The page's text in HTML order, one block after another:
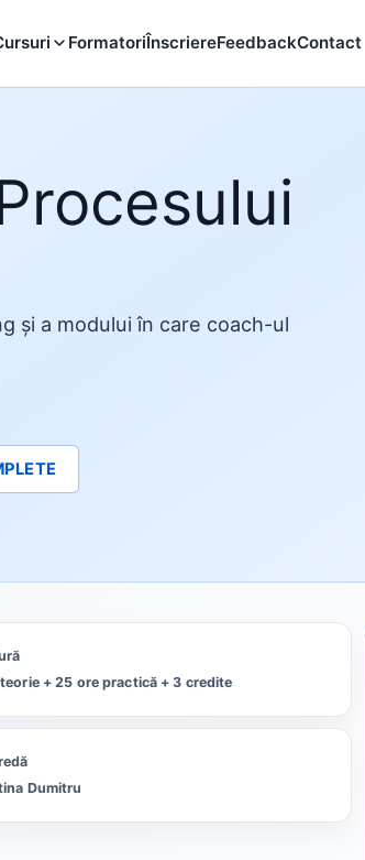
FormatoriÎnscriereFeedbackContact
și a modului în care coach-ul
+ 25 ore practică + 3 credite
Dumitru